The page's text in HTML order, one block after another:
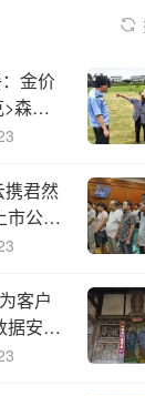
金价
森霍
责加
携君然
市公司
权
客户
据安
解决